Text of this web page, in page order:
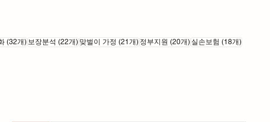
(32개)게시물 32개
보장분석 (22개)게시물 22개
맞벌이 가정 (21개)게시물 21개
정부지원 (20개)게시물 20개
실손보험 (18개)게시물